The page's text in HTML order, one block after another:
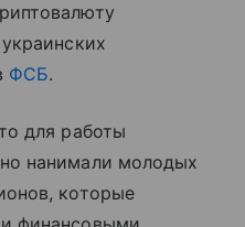
ФСБ.
для работы
нанимали молодых
которые